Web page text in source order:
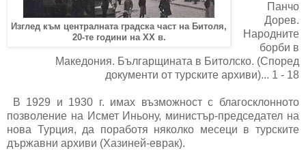
Изглед към централната градска част на Битоля,
20-те години на ХХ в.
Панчо
Дорев.
Народните
борби в
Македония. Българщината в Битолско. (Според
документи от турските архиви)... 1 - 18
В 1929 и 1930 г. имах възможност с благосклонното
позволение на Исмет Иньону, министър-председател на
нова Турция, да поработя няколко месеци в турските
държавни архиви (Хазиней-еврак).